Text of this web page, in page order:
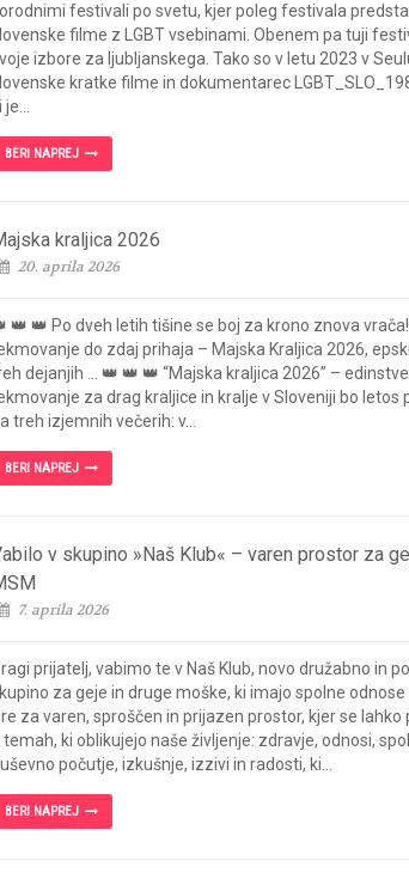
festivali po svetu, kjer poleg festivala
filme z LGBT vsebinami. Obenem pa tuji
izbore za ljubljanskega. Tako so v letu 2023 v
kratke filme in dokumentarec
BERI NAPREJ
kraljica 2026
20. aprila 2026
👑 👑 Po dveh letih tišine se boj za krono znova
do zdaj prihaja – Majska Kraljica 2026,
dejanjih … 👑 👑 👑 “Majska kraljica 2026” –
za drag kraljice in kralje v Sloveniji bo letos
treh izjemnih večerih: v...
BERI NAPREJ
v skupino »Naš Klub« – varen prostor za
7. aprila 2026
prijatelj, vabimo te v Naš Klub, novo družabno in
za geje in druge moške, ki imajo spolne odnose
za varen, sproščen in prijazen prostor, kjer se lahko
temah, ki oblikujejo naše življenje: zdravje, odnosi,
počutje, izkušnje, izzivi in radosti, ki...
BERI NAPREJ